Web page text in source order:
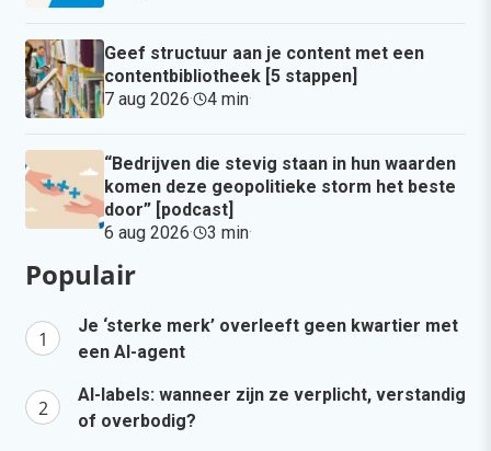
Geef structuur aan je content met een
contentbibliotheek [5 stappen]
7 aug 2026· 4 min·
“Bedrijven die stevig staan in hun waarden
komen deze geopolitieke storm het beste
door” [podcast]
6 aug 2026· 3 min·
Populair
Je ‘sterke merk’ overleeft geen kwartier met
een AI-agent
AI-labels: wanneer zijn ze verplicht, verstandig
of overbodig?